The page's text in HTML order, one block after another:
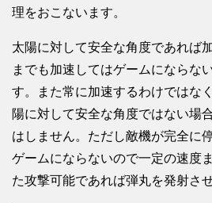
理をおこないます。
太陽に対して安全な角度であれば
までも加速してはゲームにならな
す。また常に加速するわけではな
陽に対して安全な角度ではない場
はしません。ただし敵機が完全に
ゲームにならないので一定の速度
た攻撃可能であれば弾丸を発射させ